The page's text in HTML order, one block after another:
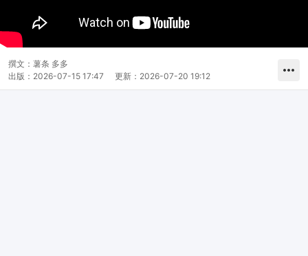
撰文： 薯条 多多
出版： 2026-07-15 17:47 更新： 2026-07-20 19:12